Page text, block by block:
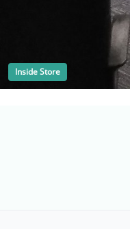
Inside Store